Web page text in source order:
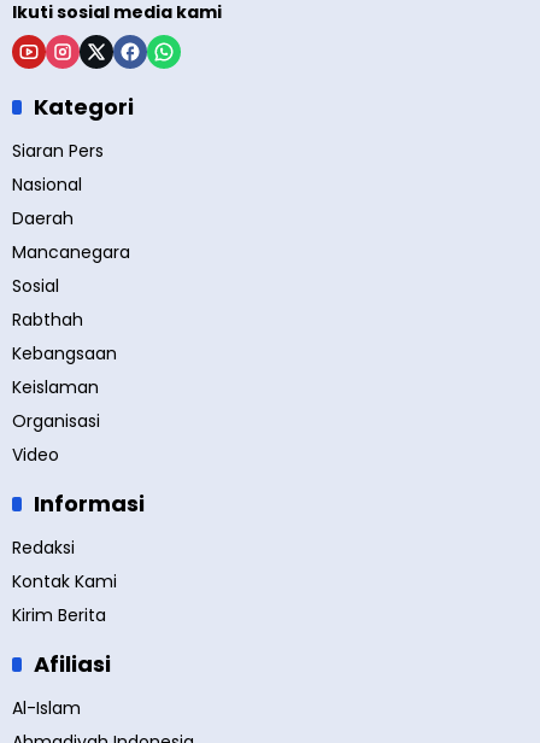
Ikuti sosial media kami
Kategori
Siaran Pers
Nasional
Daerah
Mancanegara
Sosial
Rabthah
Kebangsaan
Keislaman
Organisasi
Video
Informasi
Redaksi
Kontak Kami
Kirim Berita
Afiliasi
Al-Islam